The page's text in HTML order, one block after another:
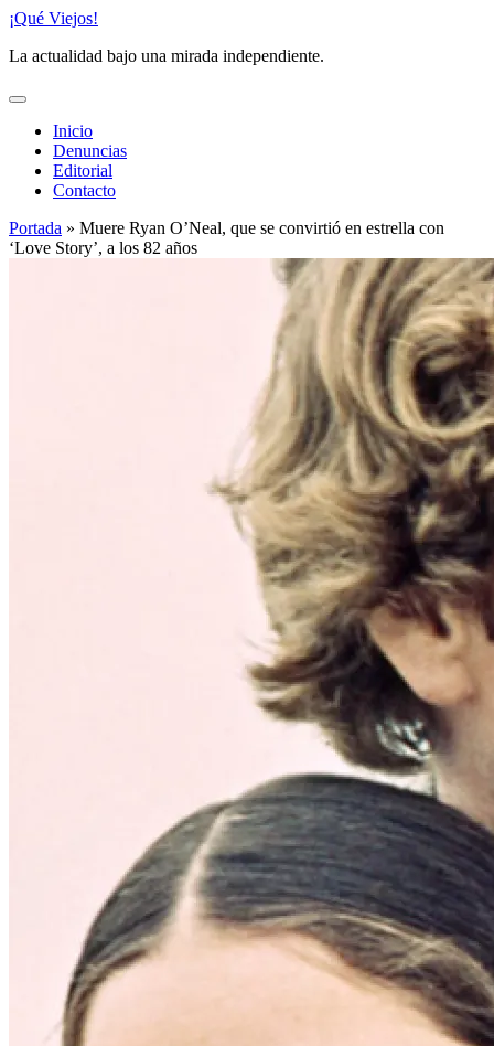
Saltar
contenido
¡Qué Viejos!
La actualidad bajo una mirada independiente.
Inicio
Denuncias
Editorial
Contacto
Portada » Muere Ryan O’Neal, que se convirtió en estrella con
‘Love Story’, a los 82 años